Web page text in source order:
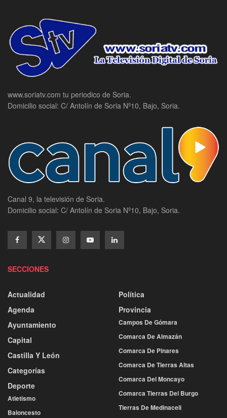
www.soriatv.com tu periodico de Soria.
Domicilio social: C/ Antolín de Soria Nº10, Bajo, Soria.
Canal 9, la televisión de Soria.
Domicilio social: C/ Antolín de Soria Nº10, Bajo, Soria.
SECCIONES
Actualidad
Agenda
Ayuntamiento
Capital
Castilla Y León
Categorías
Deporte
Atletismo
Baloncesto
Política
Provincia
Campos De Gómara
Comarca De Almazán
Comarca De Pinares
Comarca De Tierras Altas
Comarca Del Moncayo
Comarca Tierras Del Burgo
Tierras De Medinaceli